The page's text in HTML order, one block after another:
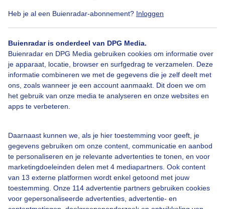
Heb je al een Buienradar-abonnement? Inloggen
Buienradar is onderdeel van DPG Media.
Buienradar en DPG Media gebruiken cookies om informatie over
je apparaat, locatie, browser en surfgedrag te verzamelen. Deze
informatie combineren we met de gegevens die je zelf deelt met
ons, zoals wanneer je een account aanmaakt. Dit doen we om
het gebruik van onze media te analyseren en onze websites en
apps te verbeteren.
Daarnaast kunnen we, als je hier toestemming voor geeft, je
gegevens gebruiken om onze content, communicatie en aanbod
te personaliseren en je relevante advertenties te tonen, en voor
marketingdoeleinden delen met 4 mediapartners. Ook content
van 13 externe platformen wordt enkel getoond met jouw
toestemming. Onze 114 advertentie partners gebruiken cookies
voor gepersonaliseerde advertenties, advertentie- en
Bekijk slideshow
Een moment geduld aub...